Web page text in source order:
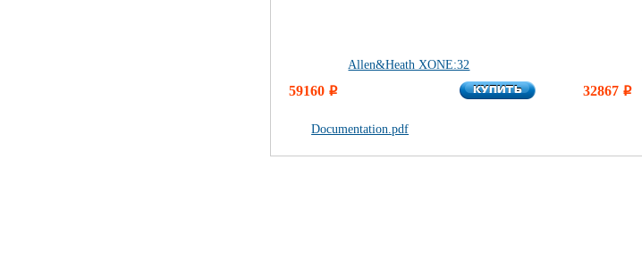
Allen&Heath XONE:32
59160 i КУПИТЬ
КУПИТЬ 32867 i
Documentation.pdf